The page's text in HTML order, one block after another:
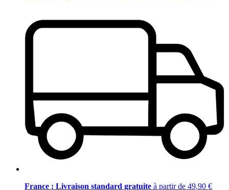
France : Livraison standard gratuite à partir de 49,90 €